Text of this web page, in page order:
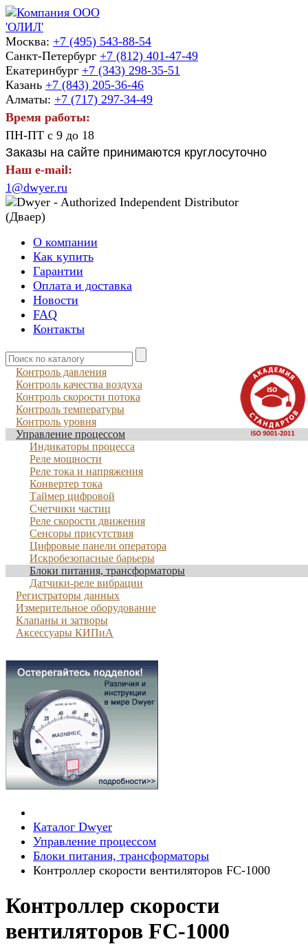
Москва: +7 (495) 543-88-54
Санкт-Петербург +7 (812) 401-47-49
Екатеринбург +7 (343) 298-35-51
Казань +7 (843) 205-36-46
Алматы: +7 (717) 297-34-49
Время работы:
ПН-ПТ с 9 до 18
Заказы на сайте принимаются круглосуточно
Наш e-mail:
1@dwyer.ru
О компании
Как купить
Гарантии
Оплата и доставка
Новости
FAQ
Контакты
Контроль давления
Контроль качества воздуха
Контроль скорости потока
Контроль температуры
Контроль уровня
Управление процессом
Индикаторы процесса
Реле мощности
Реле тока и напряжения
Конвертер тока
Таймер цифровой
Счетчики частиц
Реле скорости движения
Сенсоры присутствия
Цифровые панели оператора
Искробезопасные барьеры
Блоки питания, трансформаторы
Датчики-реле вибрации
Регистраторы данных
Измерительное оборудование
Клапаны и затворы
Аксессуары КИПиА
Каталог Dwyer
Управление процессом
Блоки питания, трансформаторы
Контроллер скорости вентиляторов FC-1000
Контроллер скорости
вентиляторов FC-1000